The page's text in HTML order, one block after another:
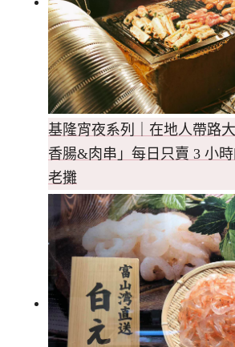
基隆宵夜系列｜在地人帶路
香腸&肉串」每日只賣 3 小
老攤